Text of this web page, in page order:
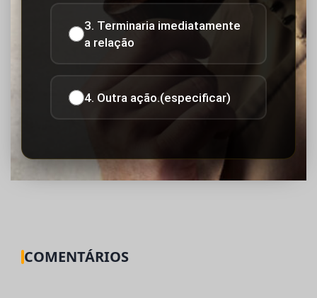
3. Terminaria imediatamente
a relação
4. Outra ação.(especificar)
COMENTÁRIOS